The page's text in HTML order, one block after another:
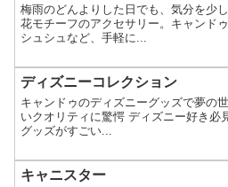
梅雨のどんよりした日でも、気分を少
花モチーフのアクセサリー。キャンド
シュシュなど、手軽に...
ディズニーコレクション
キャンドゥのディズニーグッズで夢の
いクオリティに驚愕 ディズニー好き必
グッズがすごい...
キャニスター